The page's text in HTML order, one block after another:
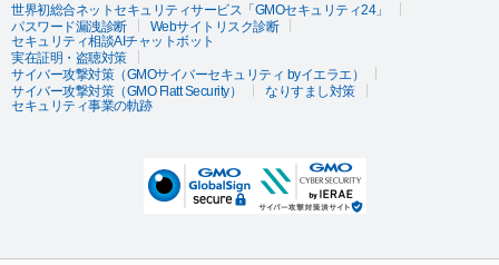
世界初総合ネットセキュリティサービス「GMOセキュリティ24」
パスワード漏洩診断
Webサイトリスク診断
セキュリティ相談AIチャットボット
実在証明・盗聴対策
サイバー攻撃対策（GMOサイバーセキュリティ byイエラエ）
サイバー攻撃対策（GMO Flatt Security）
なりすまし対策
セキュリティ事業の軌跡